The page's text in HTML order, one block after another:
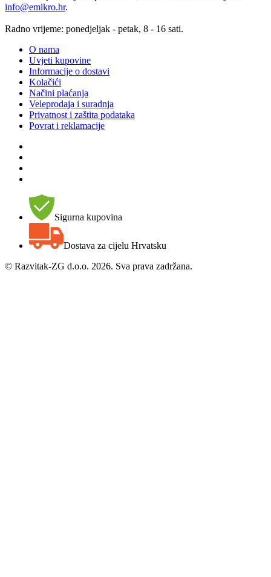
info@emikro.hr.
Radno vrijeme: ponedjeljak - petak, 8 - 16 sati.
O nama
Uvjeti kupovine
Informacije o dostavi
Kolačići
Načini plaćanja
Veleprodaja i suradnja
Privatnost i zaštita podataka
Povrat i reklamacije
Sigurna kupovina
Dostava za cijelu Hrvatsku
© Razvitak-ZG d.o.o. 2026. Sva prava zadržana.